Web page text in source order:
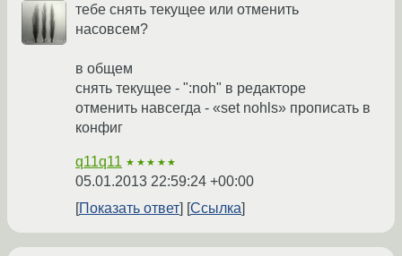
тебе снять текущее или отменить
насовсем?
в общем
снять текущее - ":noh" в редакторе
отменить навсегда - «set nohls» прописать в
конфиг
q11q11 ★★★★★
05.01.2013 22:59:24 +00:00
Показать ответ
Ссылка